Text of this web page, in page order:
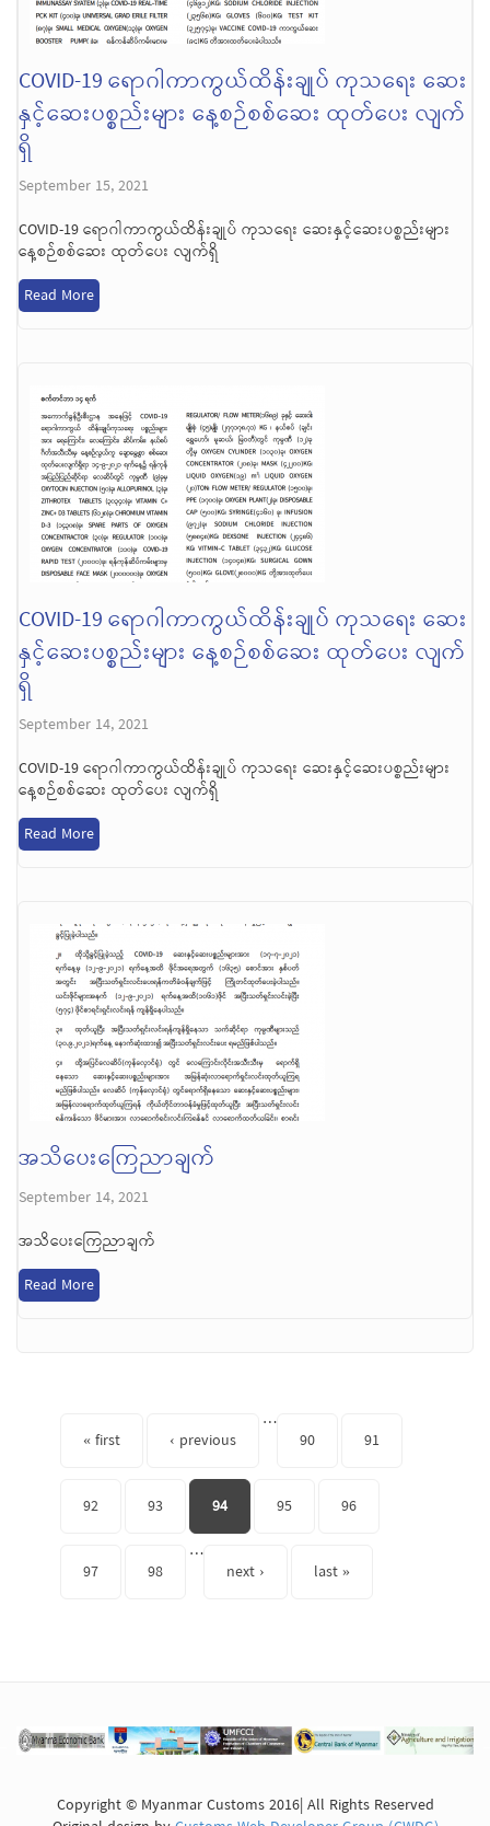
COVID-19 ရောဂါကာကွယ်ထိန်းချုပ် ကုသရေး ဆေး
နှင့်ဆေးပစ္စည်းများ နေ့စဉ်စစ်ဆေး ထုတ်ပေး လျက်
ရှိ
September 15, 2021
COVID-19 ရောဂါကာကွယ်ထိန်းချုပ် ကုသရေး ဆေးနှင့်ဆေးပစ္စည်းများ
နေ့စဉ်စစ်ဆေး ထုတ်ပေး လျက်ရှိ
Read More
COVID-19 ရောဂါကာကွယ်ထိန်းချုပ် ကုသရေး ဆေး
နှင့်ဆေးပစ္စည်းများ နေ့စဉ်စစ်ဆေး ထုတ်ပေး လျက်
ရှိ
September 14, 2021
COVID-19 ရောဂါကာကွယ်ထိန်းချုပ် ကုသရေး ဆေးနှင့်ဆေးပစ္စည်းများ
နေ့စဉ်စစ်ဆေး ထုတ်ပေး လျက်ရှိ
Read More
အသိပေးကြေညာချက်
September 14, 2021
အသိပေးကြေညာချက်
Read More
« first ‹ previous
…
90
91
92 93 94 95 96
97 98
…
next ›
last »
Copyright © Myanmar Customs 2016| All Rights Reserved